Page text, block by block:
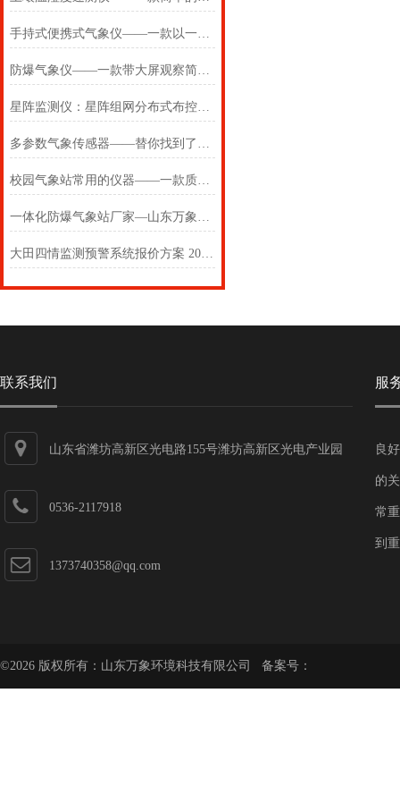
手持式便携式气象仪——一款以一当十的便携式手持气象站
防爆气象仪——一款带大屏观察简单的防爆气象五参数仪2024万象环境
星阵监测仪：星阵组网分布式布控，多维采集全域环境监测数据
多参数气象传感器——替你找到了一家合适的气象传感器厂家#2022已更新
校园气象站常用的仪器——一款质量超棒的智能数字校园气象站
一体化防爆气象站厂家—山东万象：操作特别简单的防爆气象站系统#（全国）
大田四情监测预警系统报价方案 2024新报价单介绍
联系我们
山东省潍坊高新区光电路155号潍坊高新区光电产业园
0536-2117918
1373740358@qq.com
服
良
的
常
到
©2026 版权所有：山东万象环境科技有限公司 备案号：